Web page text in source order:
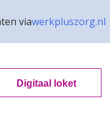
viawerkpluszorg.nl
Digitaal loket